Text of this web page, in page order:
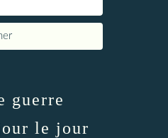
guerre
le jour